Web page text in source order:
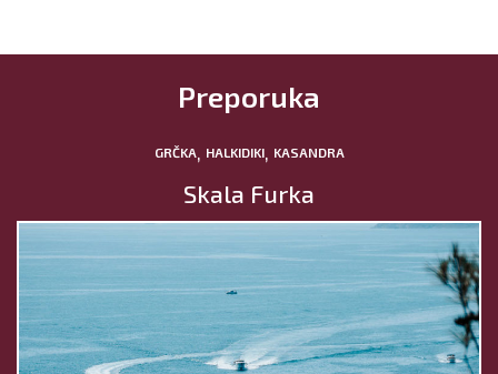
Preporuka
GRČKA, HALKIDIKI, KASANDRA
Skala Furka